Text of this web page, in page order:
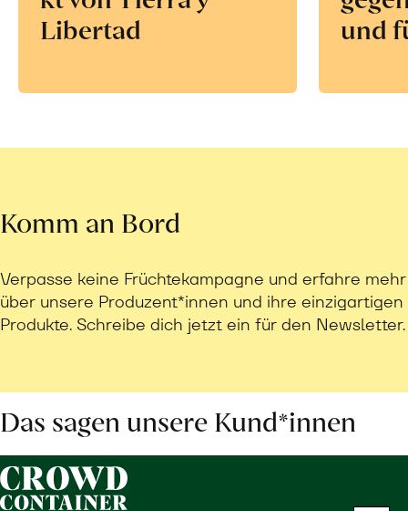
Libertad
und
Komm an Bord
Verpasse keine Früchtekampagne und erfahre mehr
über unsere Produzent*innen und ihre einzigartigen
Produkte. Schreibe dich jetzt ein für den Newsletter.
Das sagen unsere Kund*innen